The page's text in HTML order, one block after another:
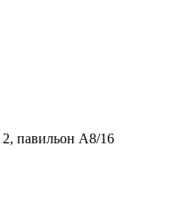
2, павильон А8/16